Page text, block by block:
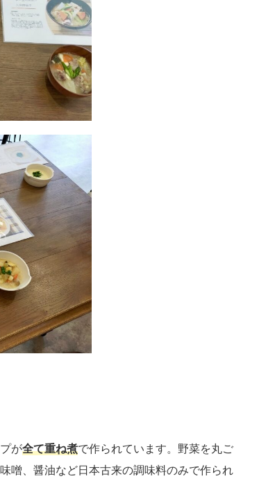
が全て重ね煮で作られています。野菜を丸ご
噌、醤油など日本古来の調味料のみで作られ